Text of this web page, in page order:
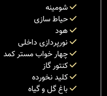
شومینه
حیاط سازی
هود
نورپردازی داخلی
چهار خواب مستر کمد
کنتور گاز
کلید نخورده
باغ گل و گیاه